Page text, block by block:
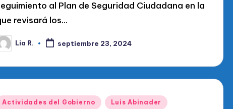
al Plan de Seguridad Ciudadana en la
revisará los…
Lia R. septiembre 23, 2024
Actividades del Gobierno Luis Abinader